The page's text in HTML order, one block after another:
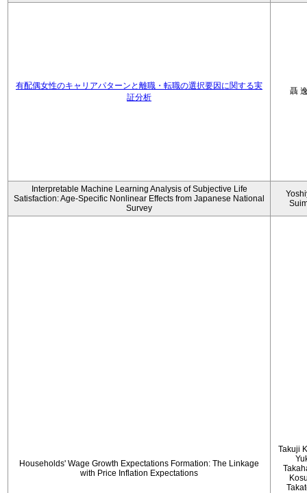
有配偶女性のキャリアパターンと離職・転職の選択要因に関する実
証分析
聶
Interpretable Machine Learning Analysis of Subjective Life
Satisfaction: Age-Specific Nonlinear Effects from Japanese National
Survey
Households' Wage Growth Expectations Formation: The Linkage
with Price Inflation Expectations
Takuji